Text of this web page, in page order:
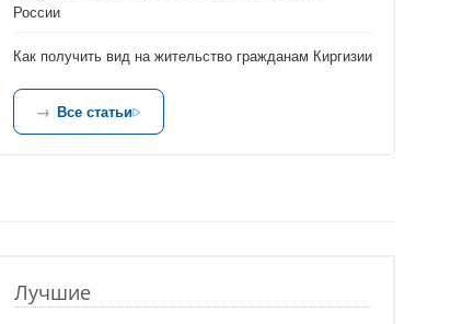
России
Как получить вид на жительство гражданам Киргизии
Все статьи
Лучшие